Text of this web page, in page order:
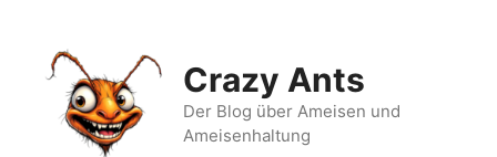
springen
Crazy Ants
Der Blog über Ameisen und
Ameisenhaltung